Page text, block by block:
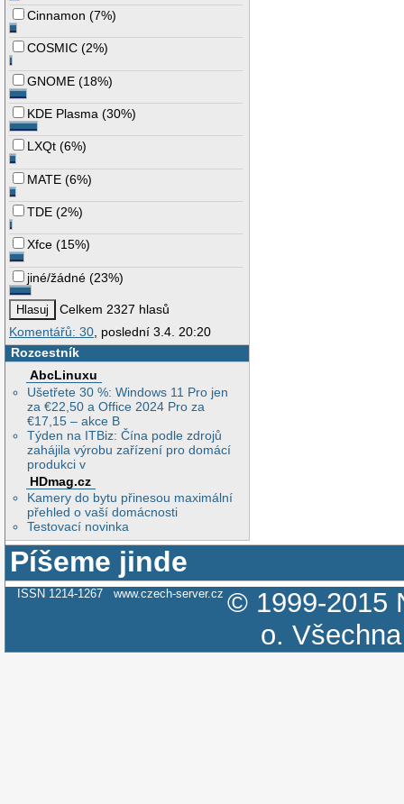
Cinnamon (7%)
COSMIC (2%)
GNOME (18%)
KDE Plasma (30%)
LXQt (6%)
MATE (6%)
TDE (2%)
Xfce (15%)
jiné/žádné (23%)
Celkem 2327 hlasů
Komentářů: 30, poslední 3.4. 20:20
Rozcestník
AbcLinuxu
Ušetřete 30 %: Windows 11 Pro jen
za €22,50 a Office 2024 Pro za
€17,15 – akce B
Týden na ITBiz: Čína podle zdrojů
zahájila výrobu zařízení pro domácí
produkci v
HDmag.cz
Kamery do bytu přinesou maximální
přehled o vaší domácnosti
Testovací novinka
Píšeme jinde
ISSN 1214-1267 www.czech-server.cz © 1999-2015
o.